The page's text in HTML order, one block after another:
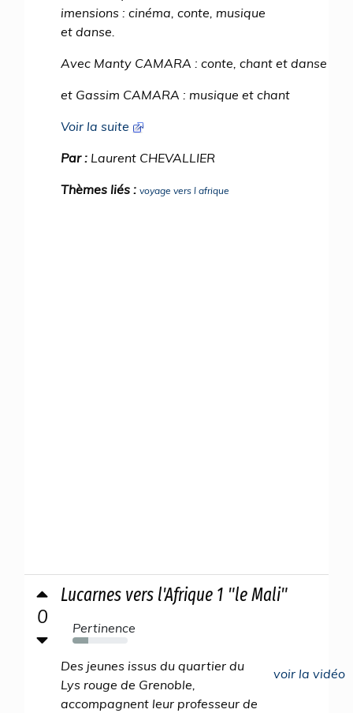
imensions : cinéma, conte, musique
et danse.
Avec Manty CAMARA : conte, chant et danse
et Gassim CAMARA : musique et chant
Voir la suite
Par : Laurent CHEVALLIER
Thèmes liés : voyage vers l afrique
0
Lucarnes vers l'Afrique 1 "le Mali"
Pertinence
29%
voir la vidéo
Des jeunes issus du quartier du
Lys rouge de Grenoble,
accompagnent leur professeur de